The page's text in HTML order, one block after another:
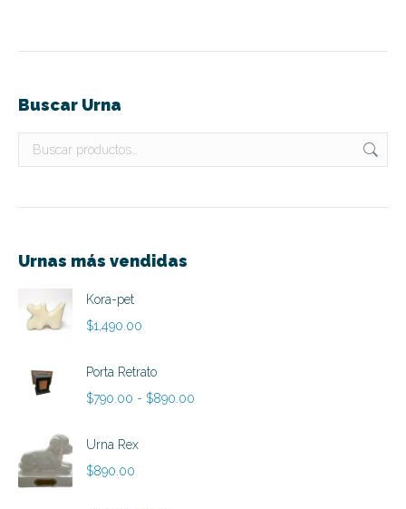
Buscar Urna
Urnas más vendidas
Kora-pet
$1,490.00
Porta Retrato
$790.00 - $890.00
Urna Rex
$890.00